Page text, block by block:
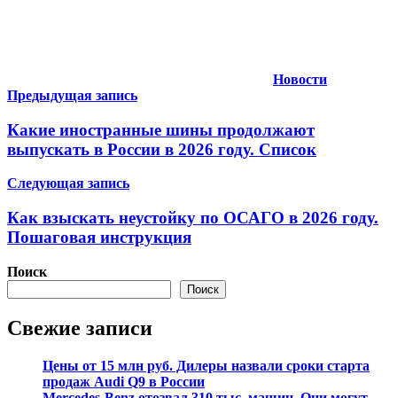
Новости
Навигация
по
записям
Предыдущая запись
Какие иностранные шины продолжают
выпускать в России в 2026 году. Список
Следующая запись
Как взыскать неустойку по ОСАГО в 2026 году.
Пошаговая инструкция
Поиск
Поиск
Свежие записи
Цены от 15 млн руб. Дилеры назвали сроки старта
продаж Audi Q9 в России